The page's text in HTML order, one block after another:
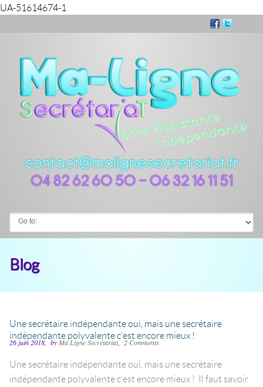
UA-51614674-1
Go to:
Blog
Une secrétaire indépendante oui, mais une secrétaire
indépendante polyvalente c’est encore mieux !
26 juin 2018 by Ma Ligne Secrétariat 2 Comments
Une secrétaire indépendante oui, mais une secrétaire
indépendante polyvalente c’est encore mieux ! Il faut savoir